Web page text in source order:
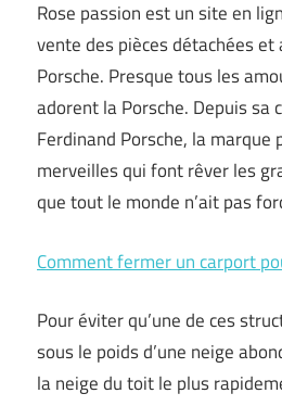
Rose passion est un site en
vente des pièces détachées et
Porsche. Presque tous les
adorent la Porsche. Depuis
Ferdinand Porsche, la marque
merveilles qui font rêver les
que tout le monde n’ait pas
Comment fermer un carport
Pour éviter qu’une de ces
sous le poids d’une neige
la neige du toit le plus